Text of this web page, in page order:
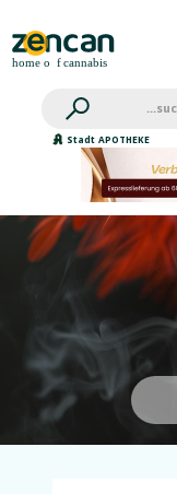
Stadt APOTHEKE